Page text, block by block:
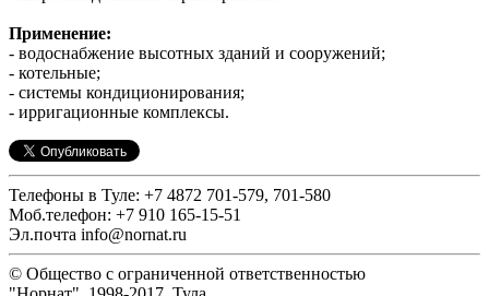
Применение:
- водоснабжение высотных зданий и сооружений;
- котельные;
- системы кондиционирования;
- ирригационные комплексы.
Телефоны в Туле: +7 4872 701-579, 701-580
Моб.телефон: +7 910 165-15-51
Эл.почта info@nornat.ru
© Общество с ограниченной ответственностью